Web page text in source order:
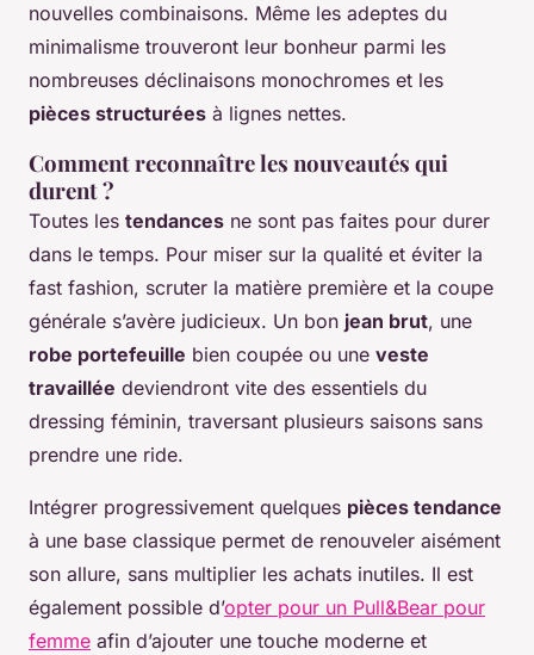
nouvelles combinaisons. Même les adeptes du
minimalisme trouveront leur bonheur parmi les
nombreuses déclinaisons monochromes et les
pièces structurées à lignes nettes.
Comment reconnaître les nouveautés qui
durent ?
Toutes les tendances ne sont pas faites pour durer
dans le temps. Pour miser sur la qualité et éviter la
fast fashion, scruter la matière première et la coupe
générale s’avère judicieux. Un bon jean brut, une
robe portefeuille bien coupée ou une veste
travaillée deviendront vite des essentiels du
dressing féminin, traversant plusieurs saisons sans
prendre une ride.
Intégrer progressivement quelques pièces tendance
à une base classique permet de renouveler aisément
son allure, sans multiplier les achats inutiles. Il est
également possible d’opter pour un Pull&Bear pour
femme afin d’ajouter une touche moderne et